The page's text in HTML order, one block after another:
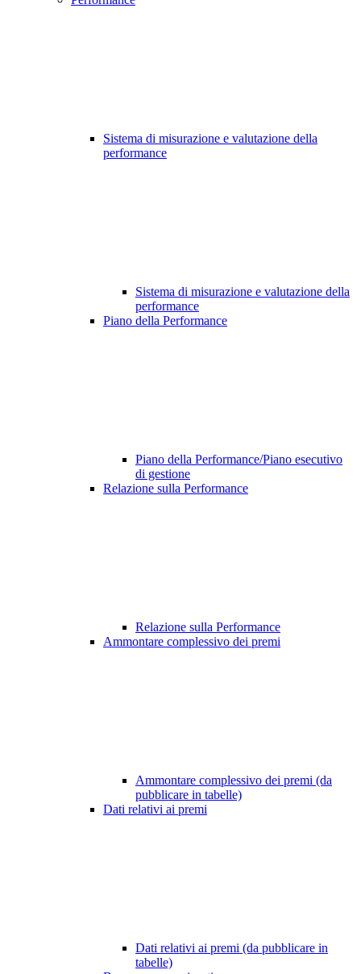
Sistema di misurazione e valutazione della
performance
Sistema di misurazione e valutazione della
performance
Piano della Performance
Piano della Performance/Piano esecutivo
di gestione
Relazione sulla Performance
Relazione sulla Performance
Ammontare complessivo dei premi
Ammontare complessivo dei premi (da
pubblicare in tabelle)
Dati relativi ai premi
Dati relativi ai premi (da pubblicare in
tabelle)